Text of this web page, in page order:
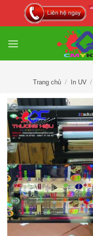
Trang chủ / In UV /